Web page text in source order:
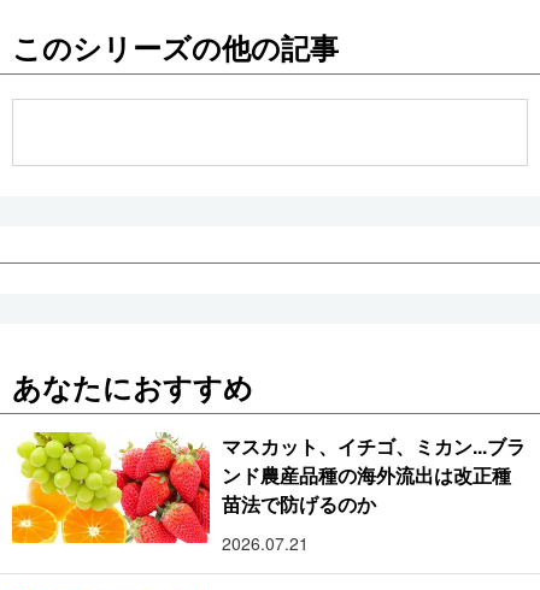
お知らせ
公式SNS
このシリーズの他の記事
あなたにおすすめ
マスカット、イチゴ、ミカン...ブラ
ンド農産品種の海外流出は改正種
苗法で防げるのか
2026.07.21